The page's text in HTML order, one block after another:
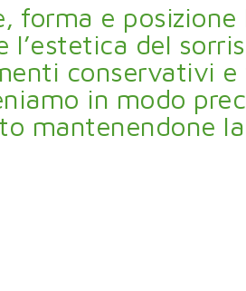
forma e
l’estetica del
conservativi e
in modo
mantenendone